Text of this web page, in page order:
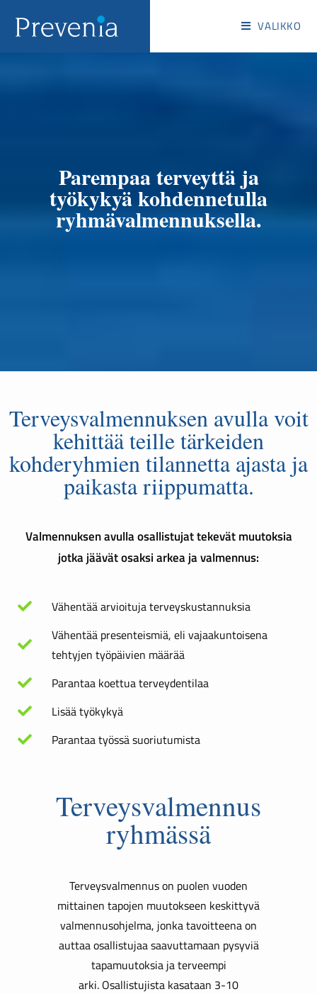
VALIKKO
Parempaa terveyttä ja
työkykyä kohdennetulla
ryhmävalmennuksella.
Terveysvalmennuksen avulla voit
kehittää teille tärkeiden
kohderyhmien tilannetta ajasta ja
paikasta riippumatta.
Valmennuksen avulla osallistujat tekevät muutoksia
jotka jäävät osaksi arkea ja valmennus:
Vähentää arvioituja terveyskustannuksia
Vähentää presenteismiä, eli vajaakuntoisena
tehtyjen työpäivien määrää
Parantaa koettua terveydentilaa
Lisää työkykyä
Parantaa työssä suoriutumista
Terveysvalmennus
ryhmässä
Terveysvalmennus on puolen vuoden
mittainen tapojen muutokseen keskittyvä
valmennusohjelma, jonka tavoitteena on
auttaa osallistujaa saavuttamaan pysyviä
tapamuutoksia ja terveempi
arki. Osallistujista kasataan 3-10